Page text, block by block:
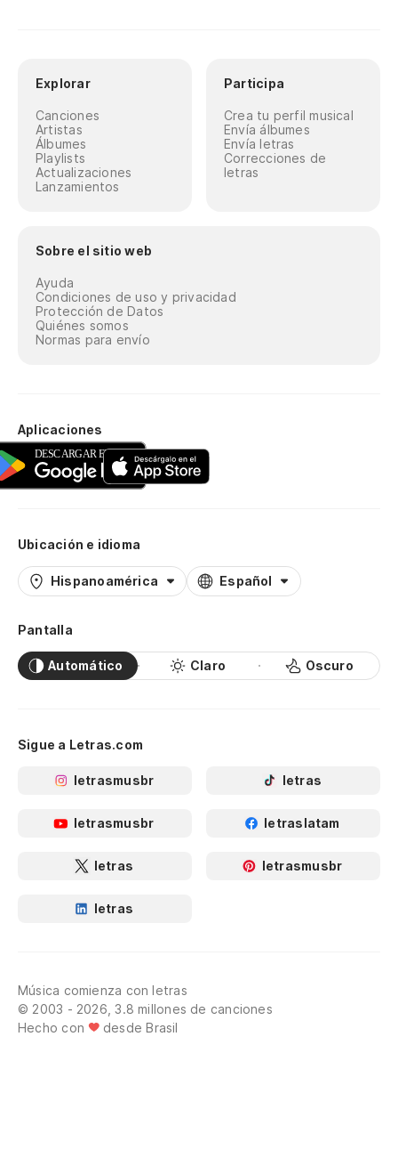
Explorar
Canciones
Artistas
Álbumes
Playlists
Actualizaciones
Lanzamientos
Participa
Crea tu perfil musical
Envía álbumes
Envía letras
Correcciones de
letras
Sobre el sitio web
Ayuda
Condiciones de uso y privacidad
Protección de Datos
Quiénes somos
Normas para envío
Aplicaciones
Ubicación e idioma
Hispanoamérica Español
Pantalla
Automático Claro Oscuro
Sigue a Letras.com
letrasmusbr letras
letrasmusbr letraslatam
letras letrasmusbr
letras
Música comienza con letras
© 2003 - 2026, 3.8 millones de canciones
Hecho con
desde Brasil